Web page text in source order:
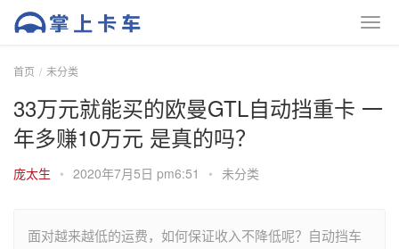
首页 未分类
33万元就能买的欧曼GTL自动挡重卡 一
年多赚10万元 是真的吗？
庞太生 • 2020年7月5日 pm6:51 • 未分类
面对越来越低的运费，如何保证收入不降低呢？自动挡车